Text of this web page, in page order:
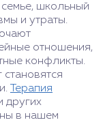
школьный
и утраты.
отношения,
конфликты.
Терапия
других
в нашем